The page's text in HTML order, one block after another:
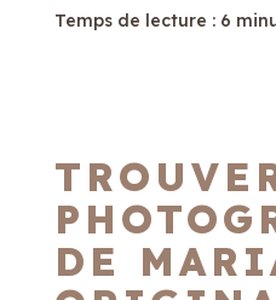
Temps de lecture : 6
DE